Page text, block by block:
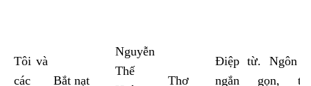
Tôi và
các
Bắt nạt
Nguyễn
Thế
Thơ
Điệp từ. Ngôn
ngắn gọn,